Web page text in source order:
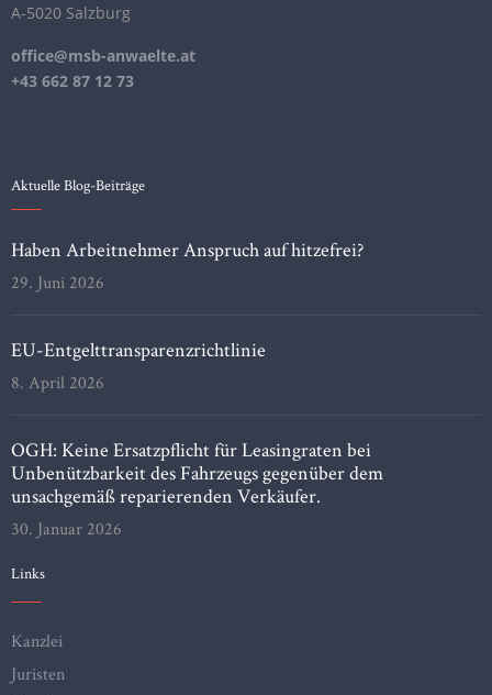
A-5020 Salzburg
office@msb-anwaelte.at
+43 662 87 12 73
Aktuelle Blog-Beiträge
Haben Arbeitnehmer Anspruch auf hitzefrei?
29. Juni 2026
EU-Entgelttransparenzrichtlinie
8. April 2026
OGH: Keine Ersatzpflicht für Leasingraten bei
Unbenützbarkeit des Fahrzeugs gegenüber dem
unsachgemäß reparierenden Verkäufer.
30. Januar 2026
Links
Kanzlei
Juristen